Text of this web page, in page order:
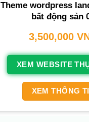
Theme wordpress
bất động sản
3,500,000
XEM WEBSITE
XEM THÔNG